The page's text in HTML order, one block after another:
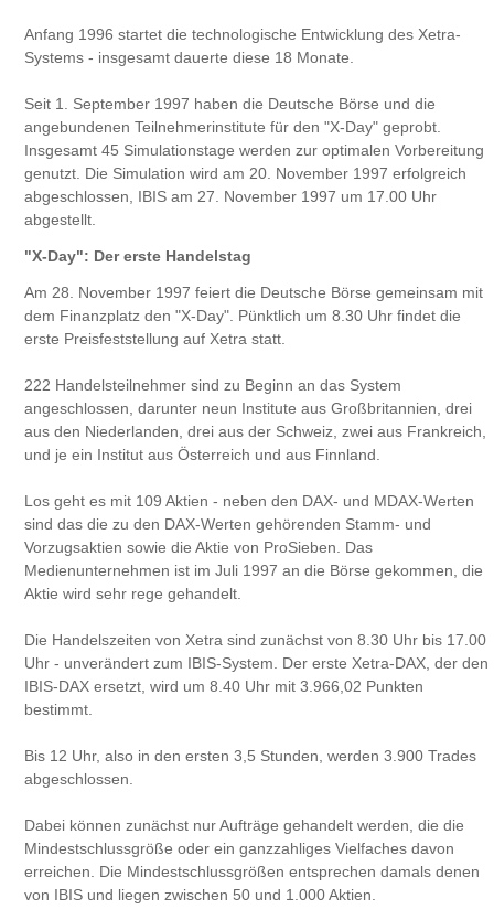
Anfang 1996 startet die technologische Entwicklung des Xetra-
Systems - insgesamt dauerte diese 18 Monate.
Seit 1. September 1997 haben die Deutsche Börse und die
angebundenen Teilnehmerinstitute für den "X-Day" geprobt.
Insgesamt 45 Simulationstage werden zur optimalen Vorbereitung
genutzt. Die Simulation wird am 20. November 1997 erfolgreich
abgeschlossen, IBIS am 27. November 1997 um 17.00 Uhr
abgestellt.
"X-Day": Der erste Handelstag
Am 28. November 1997 feiert die Deutsche Börse gemeinsam mit
dem Finanzplatz den "X-Day". Pünktlich um 8.30 Uhr findet die
erste Preisfeststellung auf Xetra statt.
222 Handelsteilnehmer sind zu Beginn an das System
angeschlossen, darunter neun Institute aus Großbritannien, drei
aus den Niederlanden, drei aus der Schweiz, zwei aus Frankreich,
und je ein Institut aus Österreich und aus Finnland.
Los geht es mit 109 Aktien - neben den DAX- und MDAX-Werten
sind das die zu den DAX-Werten gehörenden Stamm- und
Vorzugsaktien sowie die Aktie von ProSieben. Das
Medienunternehmen ist im Juli 1997 an die Börse gekommen, die
Aktie wird sehr rege gehandelt.
Die Handelszeiten von Xetra sind zunächst von 8.30 Uhr bis 17.00
Uhr - unverändert zum IBIS-System. Der erste Xetra-DAX, der den
IBIS-DAX ersetzt, wird um 8.40 Uhr mit 3.966,02 Punkten
bestimmt.
Bis 12 Uhr, also in den ersten 3,5 Stunden, werden 3.900 Trades
abgeschlossen.
Dabei können zunächst nur Aufträge gehandelt werden, die die
Mindestschlussgröße oder ein ganzzahliges Vielfaches davon
erreichen. Die Mindestschlussgrößen entsprechen damals denen
von IBIS und liegen zwischen 50 und 1.000 Aktien.